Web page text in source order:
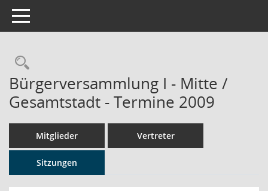
Toggle navigation
Rechercheauswahl
Bürgerversammlung I - Mitte /
Gesamtstadt - Termine 2009
Mitglieder Vertreter
Sitzungen